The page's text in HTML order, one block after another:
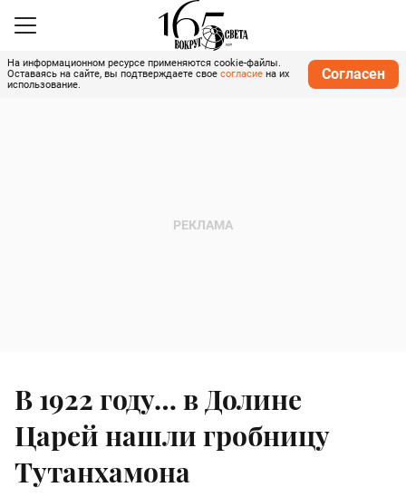
На информационном ресурсе применяются cookie-файлы.
Оставаясь на сайте, вы подтверждаете свое согласие на их
использование.
Согласен
В 1922 году… в Долине
Царей нашли гробницу
Тутанхамона